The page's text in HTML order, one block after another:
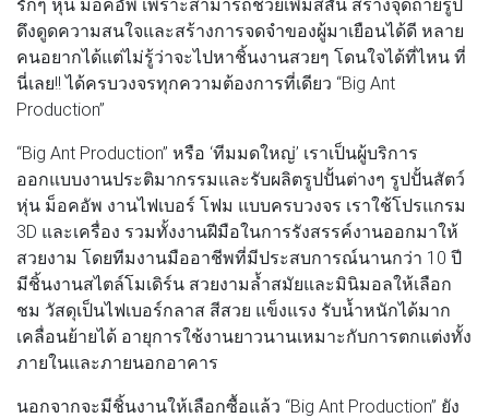
ดึงดูดความสนใจและสร้างการจดจำของผู้มาเยือนได้ดี หลาย
คนอยากได้แต่ไม่รู้ว่าจะไปหาชิ้นงานสวยๆ โดนใจได้ที่ไหน ที่
นี่เลย!! ได้ครบวงจรทุกความต้องการที่เดียว “Big Ant
Production”
“Big Ant Production” หรือ ‘ทีมมดใหญ่’ เราเป็นผู้บริการ
ออกแบบงานประติมากรรมและรับผลิตรูปปั้นต่างๆ รูปปั้นสัตว์
หุ่น ม็อคอัพ งานไฟเบอร์ โฟม แบบครบวงจร เราใช้โปรแกรม
3D และเครื่อง รวมทั้งงานฝีมือในการรังสรรค์งานออกมาให้
สวยงาม โดยทีมงานมืออาชีพที่มีประสบการณ์นานกว่า 10 ปี
มีชิ้นงานสไตล์โมเดิร์น สวยงามล้ำสมัยและมินิมอลให้เลือก
ชม วัสดุเป็นไฟเบอร์กลาส สีสวย แข็งแรง รับน้ำหนักได้มาก
เคลื่อนย้ายได้ อายุการใช้งานยาวนานเหมาะกับการตกแต่งทั้ง
ภายในและภายนอกอาคาร
นอกจากจะมีชิ้นงานให้เลือกซื้อแล้ว “Big Ant Production” ยัง